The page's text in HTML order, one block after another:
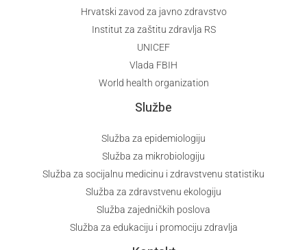
Hrvatski zavod za javno zdravstvo
Institut za zaštitu zdravlja RS
UNICEF
Vlada FBIH
World health organization
Službe
Služba za epidemiologiju
Služba za mikrobiologiju
Služba za socijalnu medicinu i zdravstvenu statistiku
Služba za zdravstvenu ekologiju
Služba zajedničkih poslova
Služba za edukaciju i promociju zdravlja